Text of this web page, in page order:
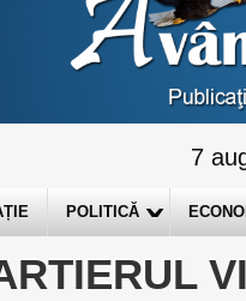
7
POLITICĂ